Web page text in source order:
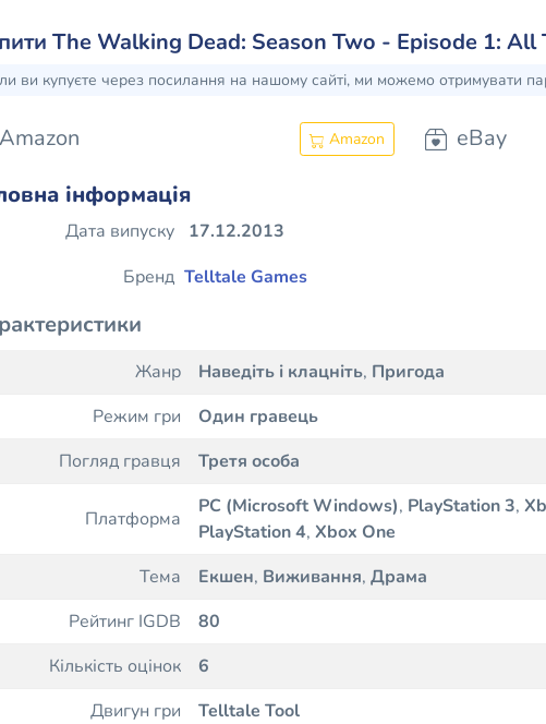
The Walking Dead: Season Two - Episode 1: All
ви купуєте через посилання на нашому сайті, ми можемо отримувати
Amazon Amazon eBay
інформація
Дата випуску
17.12.2013
Бренд Telltale Games
Жанр Наведіть і клацніть, Пригода
Режим гри
Один гравець
Погляд гравця
Третя особа
Платформа
PC (Microsoft Windows), PlayStation 3,
PlayStation 4, Xbox One
Тема
Екшен, Виживання, Драма
Рейтинг IGDB
80
Кількість оцінок
6
Двигун гри
Telltale Tool